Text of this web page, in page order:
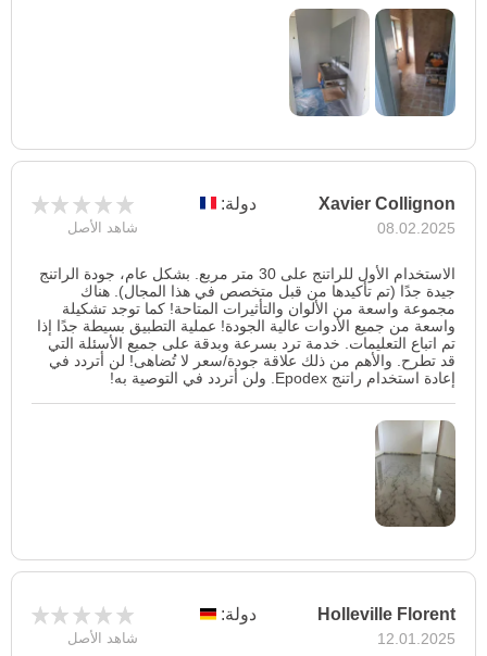
Xavier Collignon
08.02.2025
دولة:
شاهد الأصل
الاستخدام الأول للراتنج على 30 متر مربع. بشكل عام، جودة الراتنج
جيدة جدًا (تم تأكيدها من قبل متخصص في هذا المجال). هناك
مجموعة واسعة من الألوان والتأثيرات المتاحة! كما توجد تشكيلة
واسعة من جميع الأدوات عالية الجودة! عملية التطبيق بسيطة جدًا إذا
تم اتباع التعليمات. خدمة ترد بسرعة وبدقة على جميع الأسئلة التي
قد تطرح. والأهم من ذلك علاقة جودة/سعر لا تُضاهى! لن أتردد في
إعادة استخدام راتنج Epodex. ولن أتردد في التوصية به!
Holleville Florent
12.01.2025
دولة:
شاهد الأصل